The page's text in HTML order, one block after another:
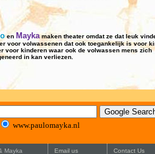
en Maykamaken theater omdat ze dat leuk
voor volwassenen dat ook toegankelijk is voor
voor kinderen waar ook de volwassen mens zich
in kan verliezen.
www.paulomayka.nl
Mayka Email us Contact Us